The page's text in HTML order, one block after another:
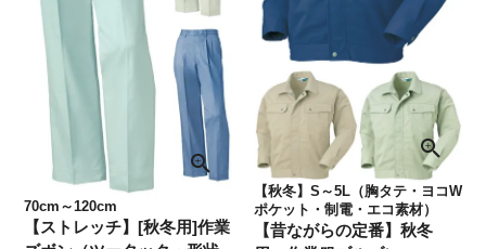
70cm～120cm
【ストレッチ】[秋冬用]作業
【秋冬】S～5L（胸タテ・ヨコW
ポケット・制電・エコ素材）
【昔ながらの定番】秋冬